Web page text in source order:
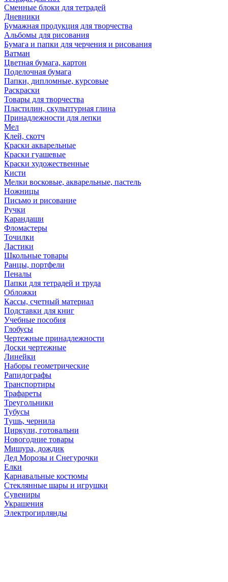
Сменные блоки для тетрадей
Дневники
Бумажная продукция для творчества
Альбомы для рисования
Бумага и папки для черчения и рисования
Ватман
Цветная бумага, картон
Поделочная бумага
Папки, дипломные, курсовые
Раскраски
Товары для творчества
Пластилин, скульптурная глина
Принадлежности для лепки
Мел
Клей, скотч
Краски акварельные
Краски гуашевые
Краски художественные
Кисти
Мелки восковые, акварельные, пастель
Ножницы
Письмо и рисование
Ручки
Карандаши
Фломастеры
Точилки
Ластики
Школьные товары
Ранцы, портфели
Пеналы
Папки для тетрадей и труда
Обложки
Кассы, счетный материал
Подставки для книг
Учебные пособия
Глобусы
Чертежные принадлежности
Доски чертежные
Линейки
Наборы геометрические
Рапидографы
Транспортиры
Трафареты
Треугольники
Тубусы
Тушь, чернила
Циркули, готовальни
Новогодние товары
Мишура, дождик
Дед Морозы и Снегурочки
Елки
Карнавальные костюмы
Стеклянные шары и игрушки
Сувениры
Украшения
Электрогирлянды